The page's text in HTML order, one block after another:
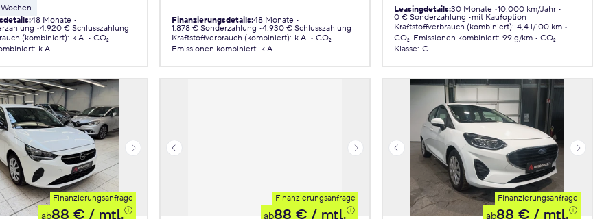
:48 Monate
4.920 € Schlusszahlung
(kombiniert): k.A.
CO₂-
: k.A.
Finanzierungsdetails:48 Monate
1.878 € Sonderzahlung 4.930 € Schlusszahlung
Kraftstoffverbrauch (kombiniert): k.A.
CO₂-
Emissionen kombiniert: k.A.
Leasingdetails:30 Monate 10.000 km/Jahr
0 € Sonderzahlung
mit Kaufoption
Kraftstoffverbrauch (kombiniert): 4,4 l/100 km
CO₂-Emissionen kombiniert: 99 g/km
CO₂-
Klasse: C
Finanzierungsanfrage
ab88 € / mtl.
Finanzierungsanfrage
ab88 € / mtl.
Finanzierungsanfrage
ab88 € / mtl.